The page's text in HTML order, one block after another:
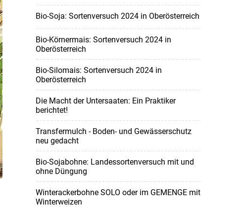
Bio-Soja: Sortenversuch 2024 in Oberösterreich
Bio-Körnermais: Sortenversuch 2024 in
Oberösterreich
Bio-Silomais: Sortenversuch 2024 in
Oberösterreich
Die Macht der Untersaaten: Ein Praktiker
berichtet!
Transfermulch - Boden- und Gewässerschutz
neu gedacht
Bio-Sojabohne: Landessortenversuch mit und
ohne Düngung
Winterackerbohne SOLO oder im GEMENGE mit
Winterweizen